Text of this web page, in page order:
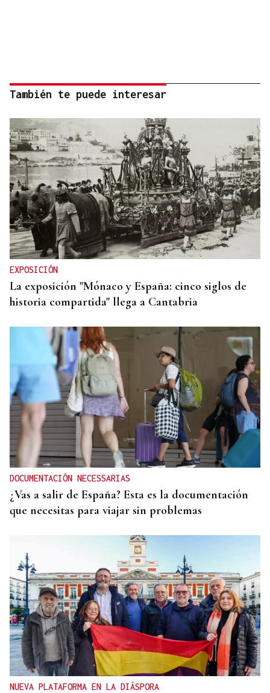
También te puede interesar
EXPOSICIÓN
La exposición "Mónaco y España: cinco siglos de
historia compartida" llega a Cantabria
DOCUMENTACIÓN NECESSARIAS
¿Vas a salir de España? Esta es la documentación
que necesitas para viajar sin problemas
NUEVA PLATAFORMA EN LA DIÁSPORA